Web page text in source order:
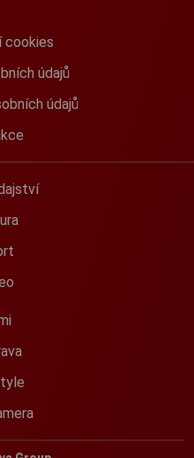
cookies
údajů
údajů